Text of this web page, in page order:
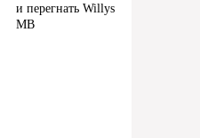
и перегнать Willys
MB